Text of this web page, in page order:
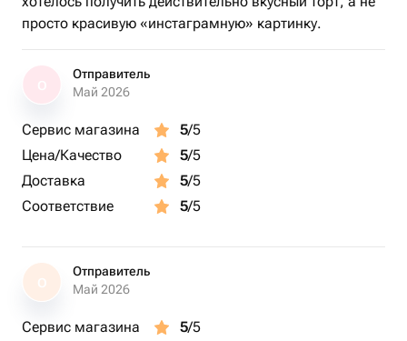
просто красивую «инстаграмную» картинку.
Отправитель
Май 2026
Сервис магазина 5/5
Цена/Качество
5/5
Доставка
5/5
Соответствие
5/5
О
Отправитель
Май 2026
Сервис магазина 5/5